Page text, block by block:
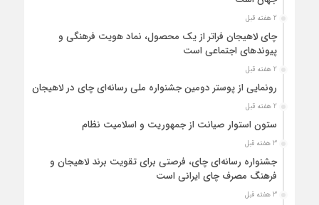
2 هفته قبل
چای لاهیجان فراتر از یک محصول، نماد هویت فرهنگی و
پیوندهای اجتماعی است
2 هفته قبل
رونمایی از پوستر دومین جشنواره ملی رسانه‌ای چای در لاهیجان
2 هفته قبل
ستون استوار صیانت از جمهوریت و اسلامیت نظام
3 هفته قبل
جشنواره رسانه‌ای چای، فرصتی برای تقویت برند لاهیجان و
فرهنگ مصرف چای ایرانی است
3 هفته قبل